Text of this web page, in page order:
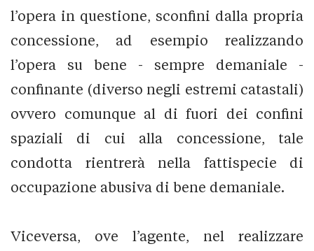
l’opera in questione, sconfini dalla propria
concessione, ad esempio realizzando
l’opera su bene - sempre demaniale -
confinante (diverso negli estremi catastali)
ovvero comunque al di fuori dei confini
spaziali di cui alla concessione, tale
condotta rientrerà nella fattispecie di
occupazione abusiva di bene demaniale.
Viceversa, ove l’agente, nel realizzare